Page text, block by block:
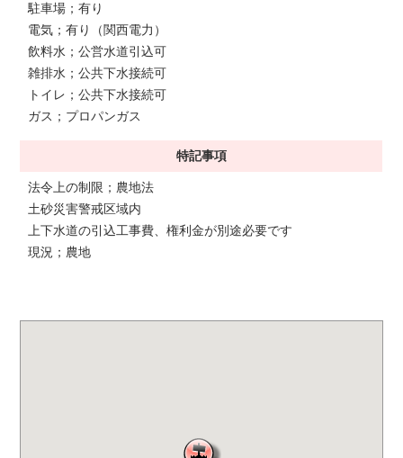
駐車場；有り
電気；有り（関西電力）
飲料水；公営水道引込可
雑排水；公共下水接続可
トイレ；公共下水接続可
ガス；プロパンガス
特記事項
法令上の制限；農地法
土砂災害警戒区域内
上下水道の引込工事費、権利金が別途必要です
現況；農地